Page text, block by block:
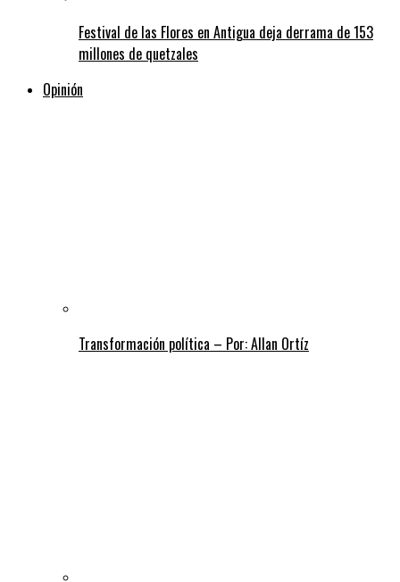
Festival de las Flores en Antigua deja derrama de 153
millones de quetzales
Opinión
Transformación política – Por: Allan Ortíz